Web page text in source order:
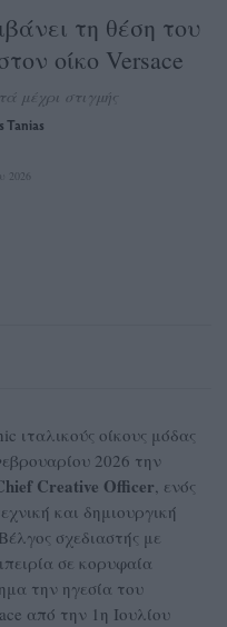
τη θέση του
οίκο Versace
μέχρι στιγμής
Tanias
2026
ιταλικούς οίκους μόδας
2026 την
Creative Officer, ενός
και δημιουργική
σχεδιαστής με
σε κορυφαία
την ηγεσία του
από την 1η Ιουλίου